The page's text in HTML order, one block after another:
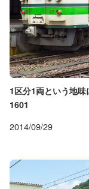
1区分1両という地
1601
2014/09/29